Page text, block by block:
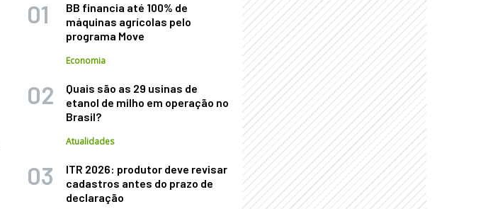
BB financia até 100% de
máquinas agrícolas pelo
programa Move
Economia
Quais são as 29 usinas de
etanol de milho em operação no
Brasil?
Atualidades
ITR 2026: produtor deve revisar
cadastros antes do prazo de
declaração